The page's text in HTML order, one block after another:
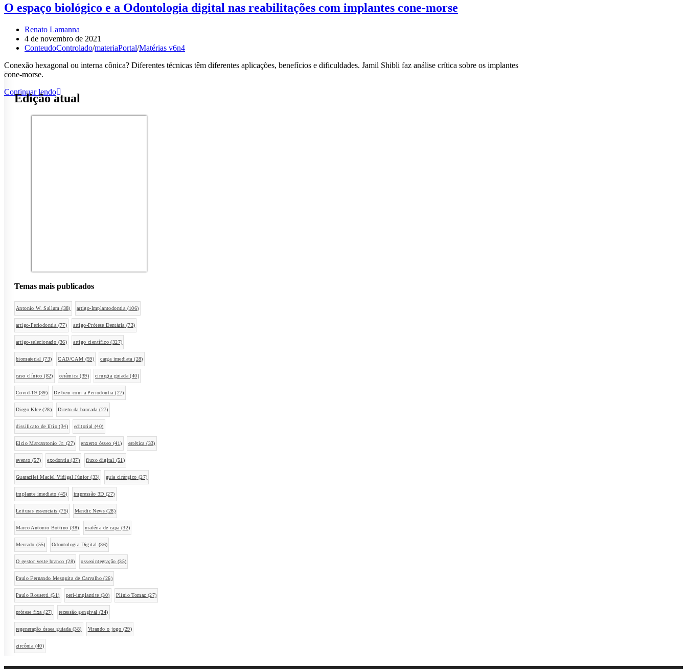
O espaço biológico e a Odontologia digital nas reabilitações com implantes cone-morse
Renato Lamanna
4 de novembro de 2021
ConteudoControlado/materiaPortal/Matérias v6n4
Conexão hexagonal ou interna cônica? Diferentes técnicas têm diferentes aplicações, benefícios e dificuldades. Jamil Shibli faz análise crítica sobre os implantes
cone-morse.
Continuar lendo
Edição atual
Temas mais publicados
Antonio W. Sallum (38) artigo-Implantodontia (106)
artigo-Periodontia (77) artigo-Prótese Dentária (73)
artigo-selecionado (36) artigo científico (327)
biomaterial (73) CAD/CAM (59) carga imediata (28)
caso clínico (82) cerâmica (39) cirurgia guiada (40)
Covid-19 (39) De bem com a Periodontia (27)
Diego Klee (28) Direto da bancada (27)
dissilicato de lítio (34) editorial (40)
Elcio Marcantonio Jr. (27) enxerto ósseo (41) estética (33)
evento (57) exodontia (37) fluxo digital (51)
Guaracilei Maciel Vidigal Júnior(33) guia cirúrgico (27)
implante imediato (45) impressão 3D (27)
Leituras essenciais (75) Mandic News (28)
Marco Antonio Bottino (38) matéria de capa (32)
Mercado (55) Odontologia Digital (36)
O gestor veste branco (28) osseointegração (35)
Paulo Fernando Mesquita de Carvalho (26)
Paulo Rossetti (51) peri-implantite (30) Plínio Tomaz (27)
prótese fixa (27) recessão gengival (34)
regeneração óssea guiada (38) Virando o jogo (29)
zircônia (40)